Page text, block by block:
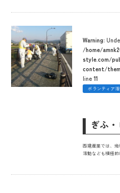
の育成が必要で
Warning:
/home/
style.com/
content/
line 11
ボランティア
ぎふ
西建産業では、
活動なども積極